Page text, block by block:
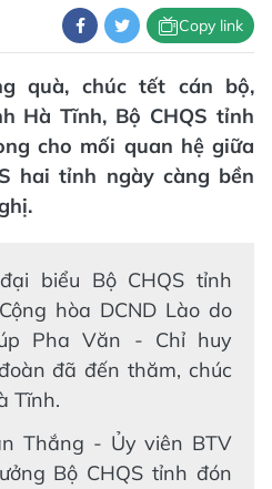
Copy link
quà, chúc tết cán bộ,
Hà Tĩnh, Bộ CHQS tỉnh
cho mối quan hệ giữa
hai tỉnh ngày càng bền
biểu Bộ CHQS tỉnh
hòa DCND Lào do
Pha Văn - Chỉ huy
đã đến thăm, chúc
Tĩnh.
Thắng - Ủy viên BTV
Bộ CHQS tỉnh đón